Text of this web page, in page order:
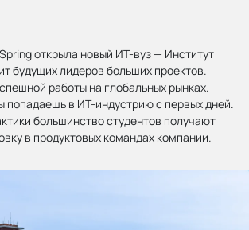
открыла новый ИТ-вуз — Институт
будущих лидеров больших проектов.
работы на глобальных рынках.
попадаешь в ИТ-индустрию с первых дней.
большинство студентов получают
в продуктовых командах компании.